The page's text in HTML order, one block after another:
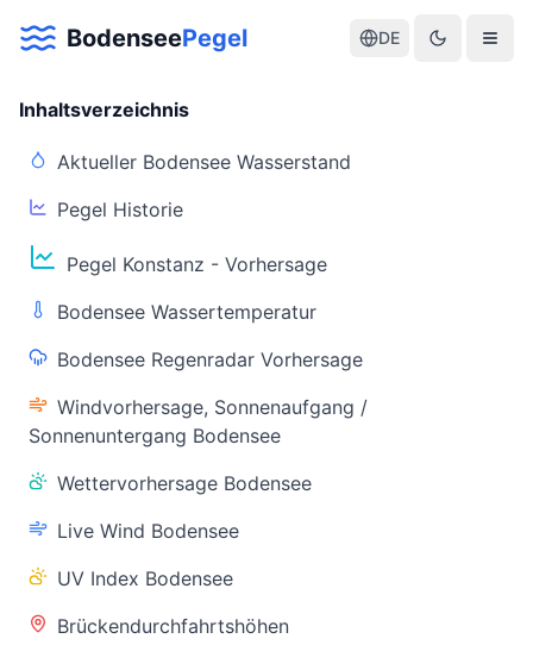
BodenseePegel DE
Inhaltsverzeichnis
Aktueller Bodensee Wasserstand
Pegel Historie
Pegel Konstanz - Vorhersage
Bodensee Wassertemperatur
Bodensee Regenradar Vorhersage
Windvorhersage, Sonnenaufgang /
Sonnenuntergang Bodensee
Wettervorhersage Bodensee
Live Wind Bodensee
UV Index Bodensee
Brückendurchfahrtshöhen
Aktuelle Warnlage Bodensee
Aktueller Bodensee Pegel & Wasserstand
Live-Daten
(Konstanz)
Wassertemperatur
(Friedrichshafen)
Warnstatus
✅ Keine
Warnung